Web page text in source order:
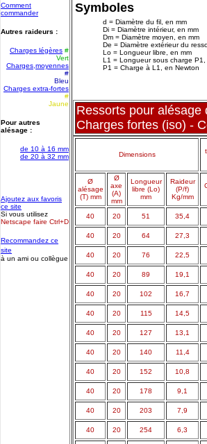
Comment
commander
Autres raideurs :
Charges légères #
Vert
Charges,moyennes
#
Bleu
Charges extra-fortes
#
Jaune
Pour autres
alésage :
de 10 à 16 mm
de 20 à 32 mm
Ajoutez aux favoris
ce site
Si vous utilisez
Netscape faire Ctrl+D
Recommandez ce
site
à un ami ou collègue
Symboles
d = Diamètre du fil, en mm
Di = Diamètre intérieur, en mm
Dm = Diamètre moyen, en mm
De = Diamètre extérieur du
Lo = Longueur libre, en mm
L1 = Longueur sous charge P1,
P1 = Charge à L1, en Newton
Ressorts pour alésage
Charges fortes (iso) -
Dimensions
Ø
alésage
(T) mm
Ø
axe
(A)
mm
Longueur
libre (Lo)
mm
Raideur
(P/f)
Kg/mm
40 20 51 35,4
40 20 64 27,3
40 20 76 22,5
40 20 89 19,1
40 20 102 16,7
40 20 115 14,5
40 20 127 13,1
40 20 140 11,4
40 20 152 10,8
40 20 178 9,1
40 20 203 7,9
40 20 254 6,3